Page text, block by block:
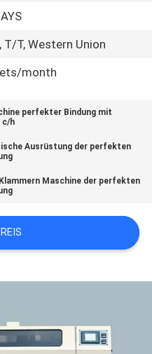
T/T, Western Union
month
perfekter Bindung mit
c/h
Ausrüstung der perfekten
Maschine der perfekten